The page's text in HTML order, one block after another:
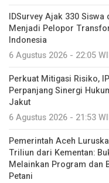
IDSurvey Ajak 330
Menjadi Pelopor
Indonesia
6 Agustus 2026 - 22:05
Perkuat Mitigasi Risiko,
Perpanjang Sinergi
Jakut
6 Agustus 2026 - 21:53
Pemerintah Aceh
Triliun dari Kementan:
Melainkan Program dan
Petani